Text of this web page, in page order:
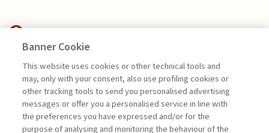
FINANCE
TRANSITION FINANCE,
SOSTENIBILITÀ ...
di Andrea Beltratti e Alessia Bezzecchi
Banner Cookie
This website uses cookies or other technical tools and
may, only with your consent, also use profiling cookies or
other tracking tools to send you personalised advertising
messages or offer you a personalised service in line with
the preferences you have expressed and/or for the
purpose of analysing and monitoring the behaviour of the